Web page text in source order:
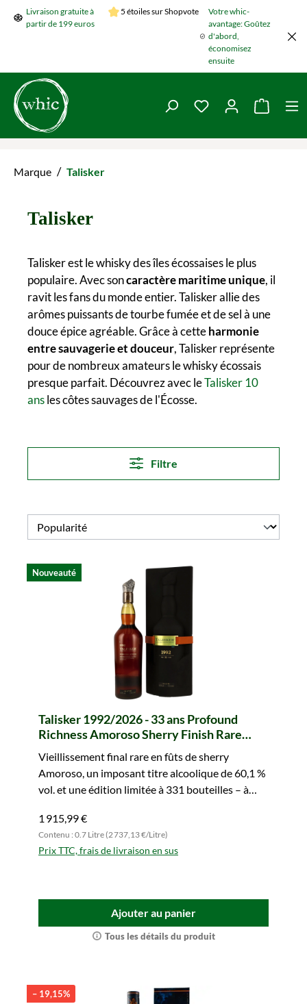
Passer au contenu principal
Livraison gratuite à
partir de 199 euros
5 étoiles sur Shopvote
Votre whic-
avantage: Goûtez
d'abord,
économisez
ensuite
Vous avez 0Le
Marque / Talisker
Talisker
Talisker est le whisky des îles écossaises le plus
populaire. Avec soncaractère maritime unique, il
ravit les fans du monde entier. Talisker allie des
arômes puissants de tourbe fumée et de sel à une
douce épice agréable. Grâce à cetteharmonie
entre sauvagerie et douceur, Talisker représente
pour de nombreux amateurs le whisky écossais
presque parfait. Découvrez avec leTalisker 10
ansles côtes sauvages de l'Écosse.
Filtre
Nouveauté
Talisker 1992/2026 - 33 ans Profound
Richness Amoroso Sherry Finish Rare
Vieillissement final rare en fûts de sherry
Amoroso, un imposant titre alcoolique de 60,1 %
vol. et une édition limitée à 331 bouteilles – à
1 915,99 €
Contenu : 0.7 Litre (2 737,13 €/Litre)
Prix TTC, frais de livraison en sus
Ajouter au panier
Tous les détails du produit
– 19,15%